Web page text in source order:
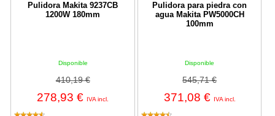
Pulidora Makita 9237CB
1200W 180mm
Disponible
410,19 €
278,93 € IVA incl.
Pulidora para piedra con
agua Makita PW5000CH
100mm
Disponible
545,71 €
371,08 € IVA incl.